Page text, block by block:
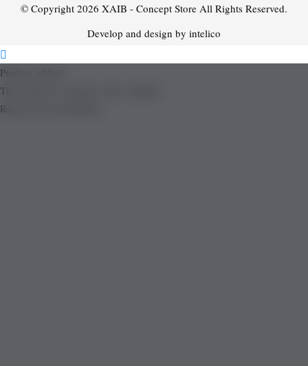
© Copyright 2026 XAIB - Concept Store All Rights Reserved.
Develop and design by intelico
Product added!
The product is already in the wishlist!
Removed from Wishlist